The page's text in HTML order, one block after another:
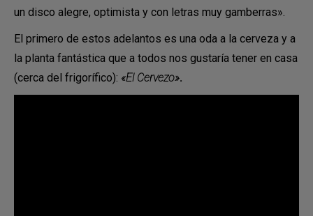
un disco alegre, optimista y con letras muy gamberras».
El primero de estos adelantos es una oda a la cerveza y a
la planta fantástica que a todos nos gustaría tener en casa
(cerca del frigorífico): «El Cervezo».